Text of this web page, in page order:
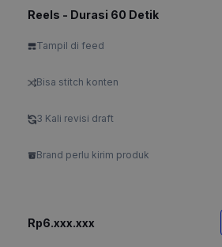
Reels - Durasi 60 Detik
Tampil di feed
Bisa stitch konten
3 Kali revisi draft
Brand perlu kirim produk
Rp6.xxx.xxx